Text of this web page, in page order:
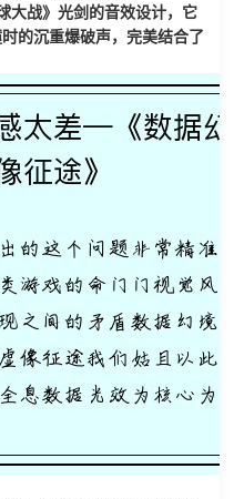
大战》光剑的音效设计，它
的沉重爆破声，完美结合了